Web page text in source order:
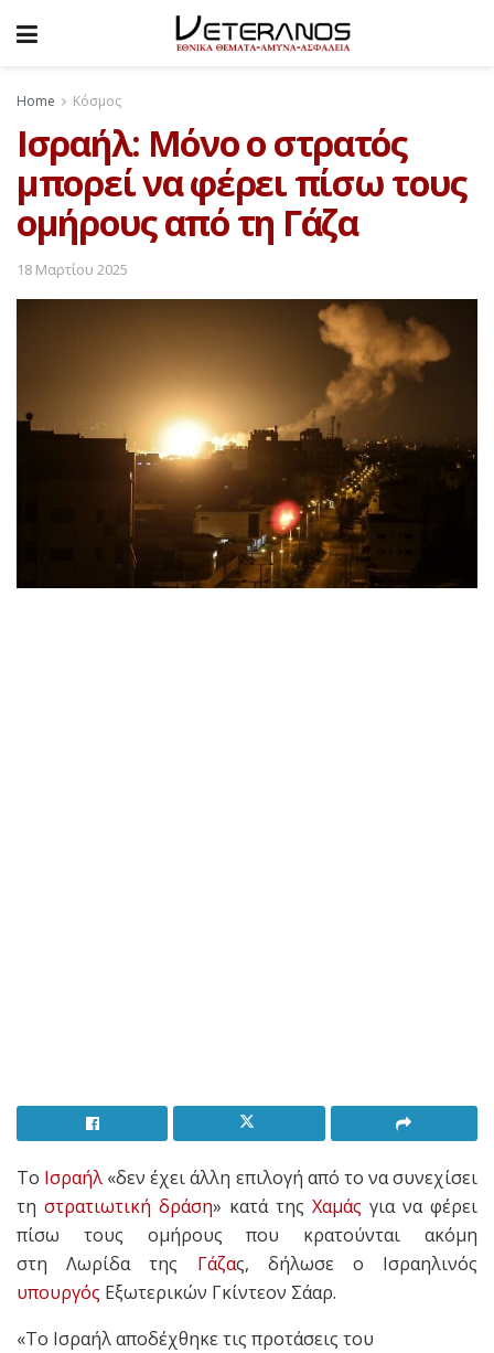
Home Κόσμος
Ισραήλ: Μόνο ο στρατός
μπορεί να φέρει πίσω τους
ομήρους από τη Γάζα
18 Μαρτίου 2025
Το Ισραήλ «δεν έχει άλλη επιλογή από το να συνεχίσει
τη στρατιωτική δράση» κατά της Χαμάς για να φέρει
πίσω τους ομήρους που κρατούνται ακόμη
στη Λωρίδα της Γάζας, δήλωσε ο Ισραηλινός
υπουργός Εξωτερικών Γκίντεον Σάαρ.
«Το Ισραήλ αποδέχθηκε τις προτάσεις του